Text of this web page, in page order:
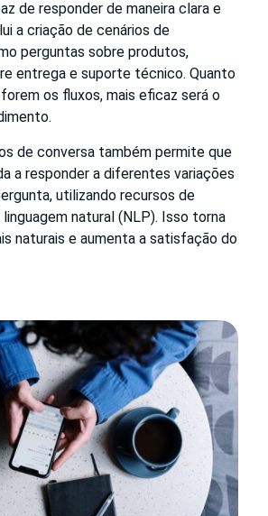
de responder de maneira clara e
a criação de cenários de
perguntas sobre produtos,
entrega e suporte técnico. Quanto
os fluxos, mais eficaz será o
de conversa também permite que
a responder a diferentes variações
utilizando recursos de
natural (NLP). Isso torna
naturais e aumenta a satisfação do